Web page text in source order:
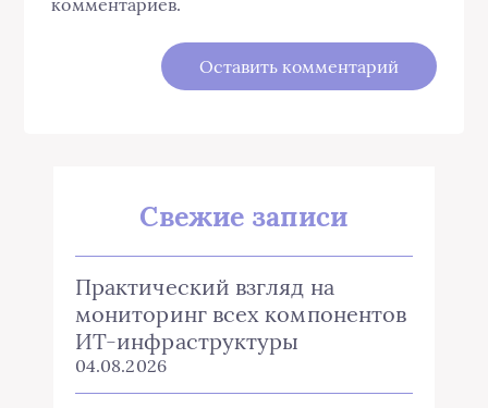
Свежие записи
Практический взгляд на
мониторинг всех компонентов
ИТ-инфраструктуры
04.08.2026